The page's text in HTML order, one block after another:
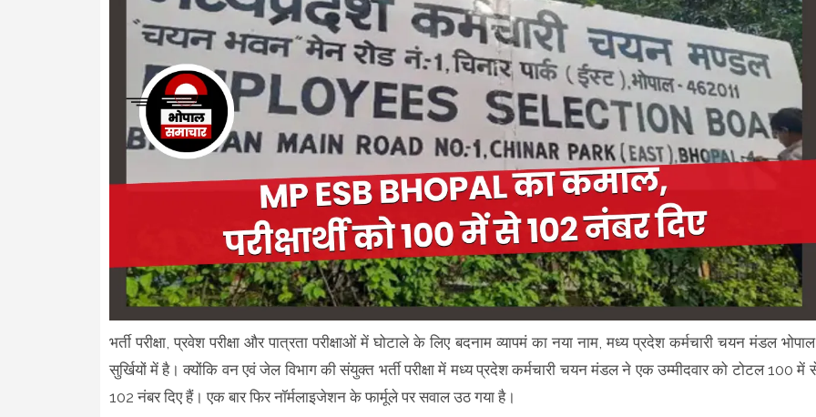
भर्ती परीक्षा, प्रवेश परीक्षा और पात्रता परीक्षाओं में घोटाले के लिए बदनाम व्यापमं का नया नाम, मध्य प्रदेश कर्मचारी चयन मंडल
सुर्खियों में है। क्योंकि वन एवं जेल विभाग की संयुक्त भर्ती परीक्षा में मध्य प्रदेश कर्मचारी चयन मंडल ने एक उम्मीदवार को टोटल 100 में
102 नंबर दिए हैं। एक बार फिर नॉर्मलाइजेशन के फार्मूले पर सवाल उठ गया है।